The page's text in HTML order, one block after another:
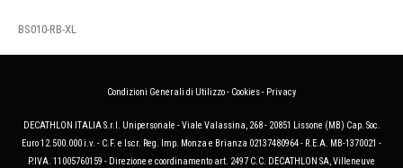
BS010-RB-XL
Condizioni Generali di Utilizzo- Cookies- Privacy
DECATHLON ITALIA S.r.l. Unipersonale - Viale Valassina, 268 - 20851 Lissone (MB) Cap. Soc.
Euro 12.500.000 i.v. - C.F. e Iscr. Reg. Imp. Monza e Brianza 02137480964 - R.E.A. MB-1370021 -
P.IVA. 11005760159 - Direzione e coordinamento art. 2497 C.C. DECATHLON SA, Villeneuve